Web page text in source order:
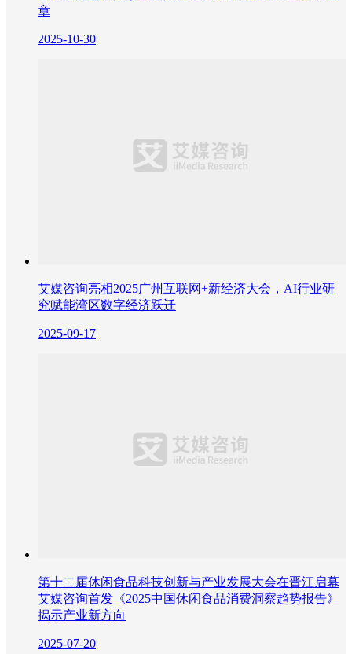
章
2025-10-30
艾媒咨询亮相2025广州互联网+新经济大会，AI行业研
究赋能湾区数字经济跃迁
2025-09-17
第十二届休闲食品科技创新与产业发展大会在晋江启幕
艾媒咨询首发《2025中国休闲食品消费洞察趋势报告》
揭示产业新方向
2025-07-20